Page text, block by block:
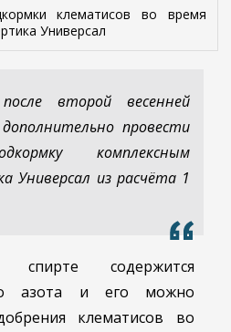
клематисов во время
Универсал
второй весенней
провести
комплексным
Универсал из расчёта 1
содержится
азота и его можно
клематисов во